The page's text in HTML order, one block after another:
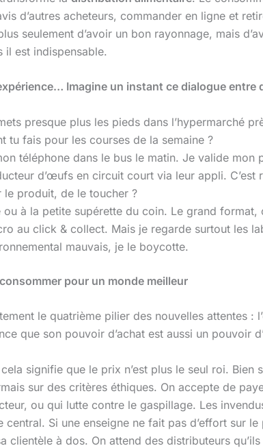
d’autres acheteurs, commander en ligne et
seulement d’avoir un bon rayonnage, mais
il est indispensable.
Imagine un instant ce dialogue entre
presque plus les pieds dans l’hypermarché
tu fais pour les courses de la semaine ?
téléphone dans le bus le matin. Je valide mon
d’œufs en circuit court via leur appli. C’est
le produit, de le toucher ?
à la petite supérette du coin. Le grand
au click & collect. Mais je regarde surtout les
mauvais, je le boycotte.
pour un monde meilleur
le quatrième pilier des nouvelles attentes :
que son pouvoir d’achat est aussi un pouvoir
signifie que le prix n’est plus le seul roi.
sur des critères éthiques. On accepte de
ou qui lutte contre le gaspillage. Les
central. Si une enseigne ne fait pas d’effort sur
clientèle à dos. On attend des distributeurs